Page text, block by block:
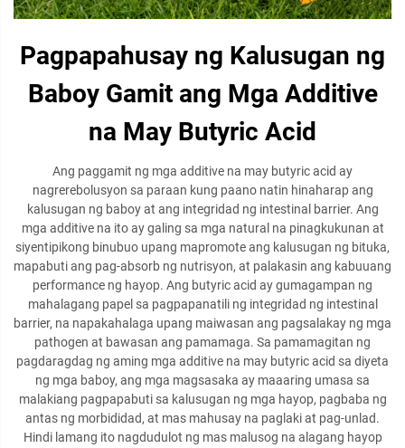
Pagpapahusay ng Kalusugan ng
Baboy Gamit ang Mga Additive
na May Butyric Acid
Ang paggamit ng mga additive na may butyric acid ay
nagrerebolusyon sa paraan kung paano natin hinaharap ang
kalusugan ng baboy at ang integridad ng intestinal barrier. Ang
mga additive na ito ay galing sa mga natural na pinagkukunan at
siyentipikong binubuo upang mapromote ang kalusugan ng bituka,
mapabuti ang pag-absorb ng nutrisyon, at palakasin ang kabuuang
performance ng hayop. Ang butyric acid ay gumagampan ng
mahalagang papel sa pagpapanatili ng integridad ng intestinal
barrier, na napakahalaga upang maiwasan ang pagsalakay ng mga
pathogen at bawasan ang pamamaga. Sa pamamagitan ng
pagdaragdag ng aming mga additive na may butyric acid sa diyeta
ng mga baboy, ang mga magsasaka ay maaaring umasa sa
malakiang pagpapabuti sa kalusugan ng mga hayop, pagbaba ng
antas ng morbididad, at mas mahusay na paglaki at pag-unlad.
Hindi lamang ito nagdudulot ng mas malusog na alagang hayop